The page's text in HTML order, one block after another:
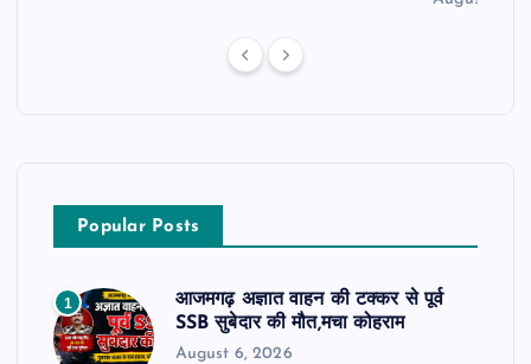
Popular Posts
1
आजमगढ़ अज्ञात वाहन की टक्कर से पूर्व
SSB सुबेदार की मौत,मचा कोहराम
August 6, 2026